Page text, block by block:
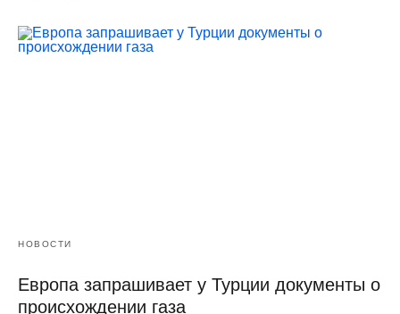
НОВОСТИ
Европа запрашивает у Турции документы о
происхождении газа